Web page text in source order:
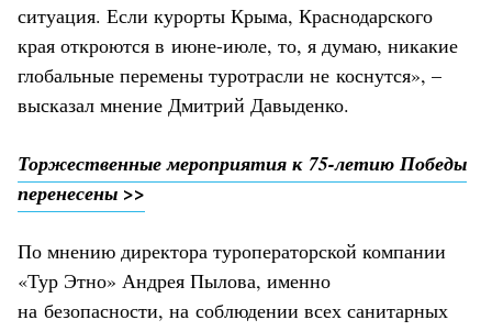
ситуация. Если курорты Крыма, Краснодарского
края откроются в июне-июле, то, я думаю, никакие
глобальные перемены туротрасли не коснутся», –
высказал мнение Дмитрий Давыденко.
Торжественные мероприятия к 75-летию Победы
перенесены >>
По мнению директора туроператорской компании
«Тур Этно» Андрея Пылова, именно
на безопасности, на соблюдении всех санитарных